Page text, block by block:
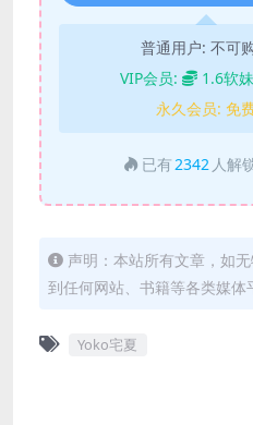
普通用户: 不可
VIP会员:
1.6软
永久会员: 免
已有2342 人解
声明：本站所有文章，如
到任何网站、书籍等各类媒体
Yoko宅夏